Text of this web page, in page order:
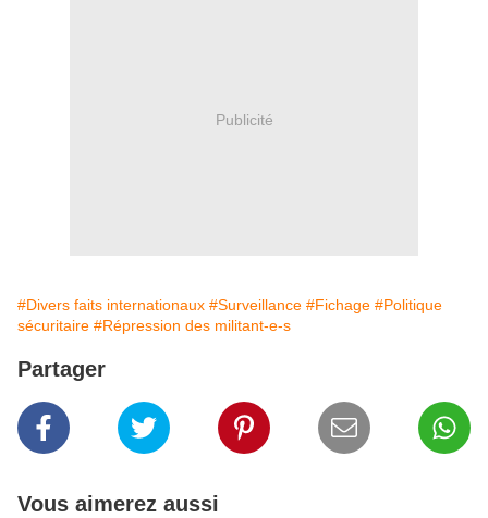
Publicité
#Divers faits internationaux #Surveillance #Fichage #Politique
sécuritaire #Répression des militant-e-s
Partager
Vous aimerez aussi